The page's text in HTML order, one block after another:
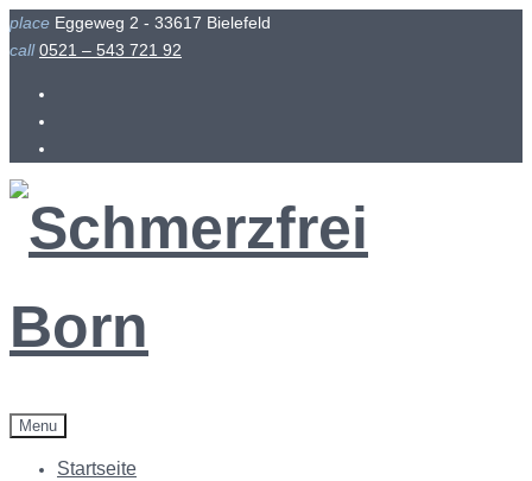
Skip
to
place Eggeweg 2 - 33617 Bielefeld
call 0521 – 543 721 92
Menu
Startseite